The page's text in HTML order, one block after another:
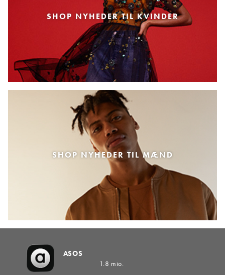
SHOP NYHEDER TIL KVINDER
SHOP NYHEDER TIL MÆND
ASOS
1.8 mio.